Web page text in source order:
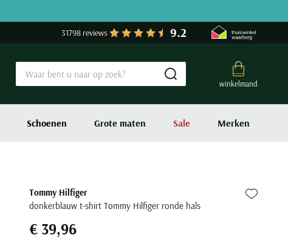
31798 reviews 9.2
winkelmand
Submit search
Schoenen Grote maten Sale Merken
Tommy Hilfiger
donkerblauw t-shirt Tommy Hilfiger ronde hals
Zet bij
€ 39,96